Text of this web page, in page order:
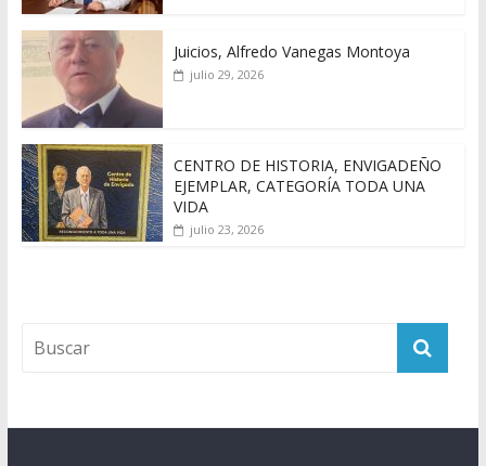
Juicios, Alfredo Vanegas Montoya
julio 29, 2026
CENTRO DE HISTORIA, ENVIGADEÑO
EJEMPLAR, CATEGORÍA TODA UNA
VIDA
julio 23, 2026